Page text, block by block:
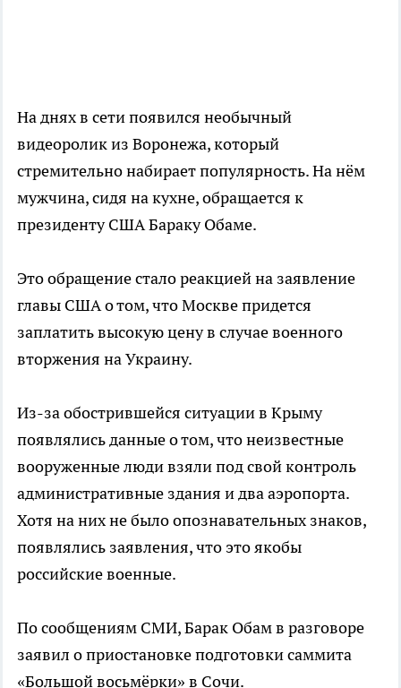
На днях в сети появился необычный
видеоролик из Воронежа, который
стремительно набирает популярность. На нём
мужчина, сидя на кухне, обращается к
президенту США Бараку Обаме.
Это обращение стало реакцией на заявление
главы США о том, что Москве придется
заплатить высокую цену в случае военного
вторжения на Украину.
Из-за обострившейся ситуации в Крыму
появлялись данные о том, что неизвестные
вооруженные люди взяли под свой контроль
административные здания и два аэропорта.
Хотя на них не было опознавательных знаков,
появлялись заявления, что это якобы
российские военные.
По сообщениям СМИ, Барак Обам в разговоре
заявил о приостановке подготовки саммита
«Большой восьмёрки» в Сочи.